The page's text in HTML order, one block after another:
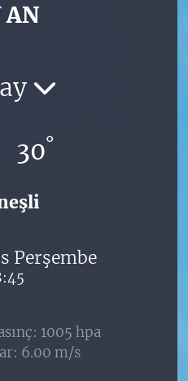
AN
30°
Perşembe
1005 hpa
6.00 m/s